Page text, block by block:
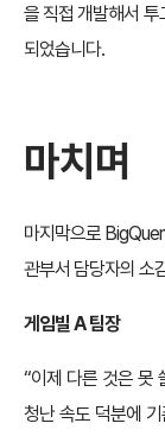
을 직접 개발해서
되었습니다.
마치며
마지막으로
관부서 담당자의 소
게임빌 A 팀장
“이제 다른 것은 못
청난 속도 덕분에